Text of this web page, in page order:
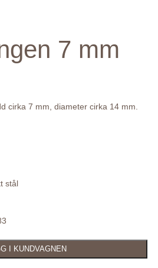
7 mm
cirka 7 mm, diameter cirka 14 mm.
stål